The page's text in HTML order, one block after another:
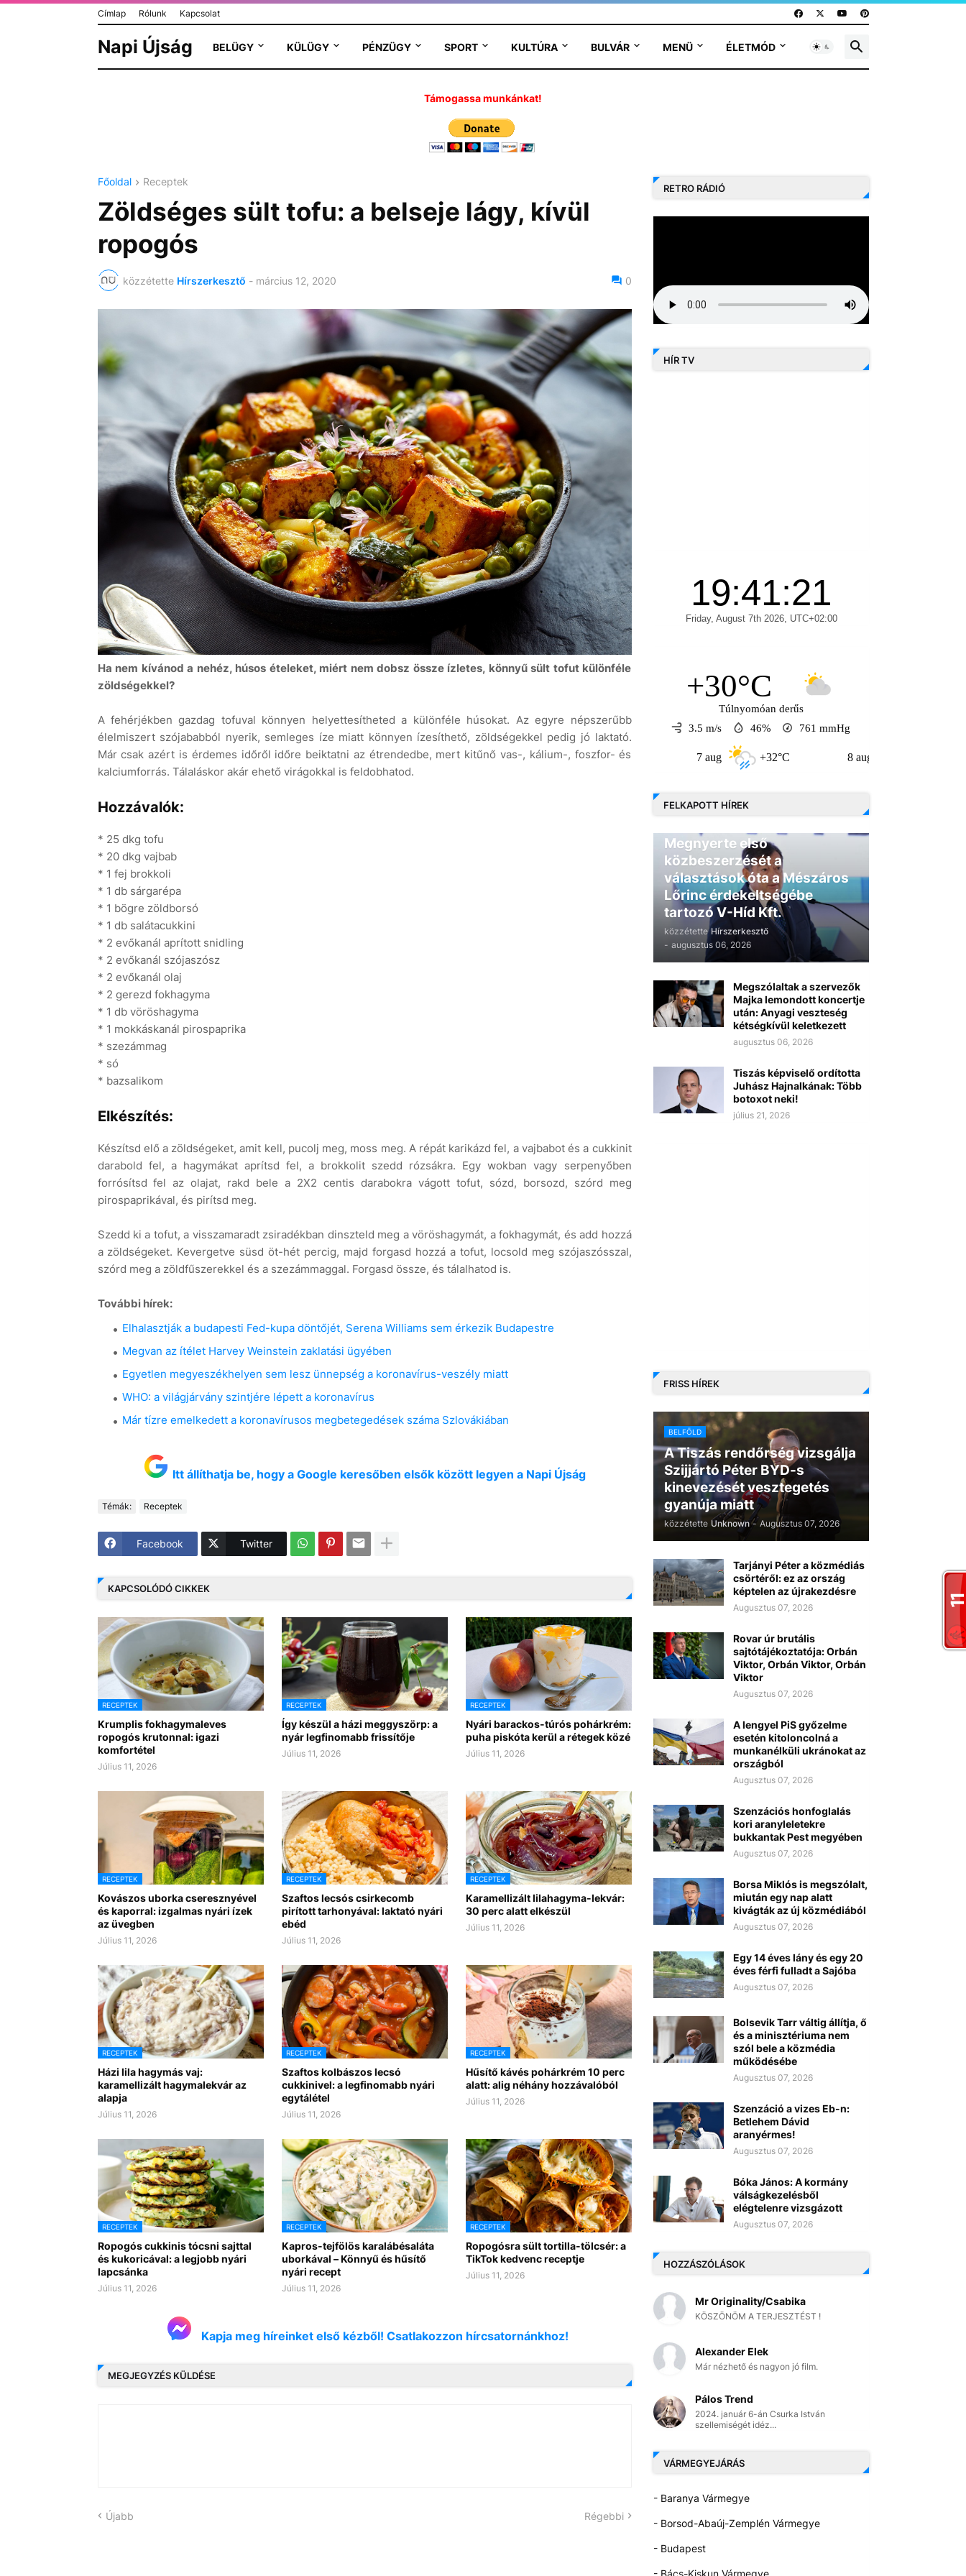
Címlap Rólunk Kapcsolat
Napi Újság BELÜGY KÜLÜGY PÉNZÜGY SPORT KULTÚRA BULVÁR MENÜ ÉLETMÓD
Támogassa munkánkat!
Főoldal Receptek
Zöldséges sült tofu: a belseje lágy, kívül
ropogós
közzétette Hírszerkesztő - március 12, 2020 0
Ha nem kívánod a nehéz, húsos ételeket, miért nem dobsz össze ízletes, könnyű sült tofut különféle
zöldségekkel?
A fehérjékben gazdag tofuval könnyen helyettesítheted a különféle húsokat. Az egyre népszerűbb
élelmiszert szójababból nyerik, semleges íze miatt könnyen ízesíthető, zöldségekkel pedig jó laktató.
Már csak azért is érdemes időről időre beiktatni az étrendedbe, mert kitűnő vas-, kálium-, foszfor- és
kalciumforrás. Tálaláskor akár ehető virágokkal is feldobhatod.
Hozzávalók:
* 25 dkg tofu
* 20 dkg vajbab
* 1 fej brokkoli
* 1 db sárgarépa
* 1 bögre zöldborsó
* 1 db salátacukkini
* 2 evőkanál aprított snidling
* 2 evőkanál szójaszósz
* 2 evőkanál olaj
* 2 gerezd fokhagyma
* 1 db vöröshagyma
* 1 mokkáskanál pirospaprika
* szezámmag
* só
* bazsalikom
Elkészítés:
Készítsd elő a zöldségeket, amit kell, pucolj meg, moss meg. A répát karikázd fel, a vajbabot és a cukkinit
darabold fel, a hagymákat aprítsd fel, a brokkolit szedd rózsákra. Egy wokban vagy serpenyőben
forrósítsd fel az olajat, rakd bele a 2X2 centis darabokra vágott tofut, sózd, borsozd, szórd meg
pirospaprikával, és pirítsd meg.
Szedd ki a tofut, a visszamaradt zsiradékban dinszteld meg a vöröshagymát, a fokhagymát, és add hozzá
a zöldségeket. Kevergetve süsd öt-hét percig, majd forgasd hozzá a tofut, locsold meg szójaszósszal,
szórd meg a zöldfűszerekkel és a szezámmaggal. Forgasd össze, és tálalhatod is.
További hírek:
Elhalasztják a budapesti Fed-kupa döntőjét, Serena Williams sem érkezik Budapestre
Megvan az ítélet Harvey Weinstein zaklatási ügyében
Egyetlen megyeszékhelyen sem lesz ünnepség a koronavírus-veszély miatt
WHO: a világjárvány szintjére lépett a koronavírus
Már tízre emelkedett a koronavírusos megbetegedések száma Szlovákiában
Itt állíthatja be, hogy a Google keresőben elsők között legyen a Napi Újság
Témák: Receptek
Facebook Twitter
KAPCSOLÓDÓ CIKKEK
RECEPTEK
Krumplis fokhagymaleves
ropogós krutonnal: igazi
komfortétel
Július 11, 2026
RECEPTEK
Így készül a házi meggyszörp: a
nyár legfinomabb frissítője
Július 11, 2026
RECEPTEK
Nyári barackos-túrós pohárkrém:
puha piskóta kerül a rétegek közé
Július 11, 2026
RECEPTEK
Kovászos uborka cseresznyével
és kaporral: izgalmas nyári ízek
az üvegben
Július 11, 2026
RECEPTEK
Szaftos lecsós csirkecomb
pirított tarhonyával: laktató nyári
ebéd
Július 11, 2026
RECEPTEK
Karamellizált lilahagyma-lekvár:
30 perc alatt elkészül
Július 11, 2026
RECEPTEK
Házi lila hagymás vaj:
karamellizált hagymalekvár az
alapja
Július 11, 2026
RECEPTEK
Szaftos kolbászos lecsó
cukkinivel: a legfinomabb nyári
egytálétel
Július 11, 2026
RECEPTEK
Hűsítő kávés pohárkrém 10 perc
alatt: alig néhány hozzávalóból
Július 11, 2026
RECEPTEK
Ropogós cukkinis tócsni sajttal
és kukoricával: a legjobb nyári
lapcsánka
Július 11, 2026
RECEPTEK
Kapros-tejfölös karalábésaláta
uborkával – Könnyű és hűsítő
nyári recept
Július 11, 2026
RECEPTEK
Ropogósra sült tortilla-tölcsér: a
TikTok kedvenc receptje
Július 11, 2026
Kapja meg híreinket első kézből! Csatlakozzon hírcsatornánkhoz!
MEGJEGYZÉS KÜLDÉSE
Újabb Régebbi
RETRO RÁDIÓ
HÍR TV
+30°C
Túlnyomóan derűs
3.5 m/s
46% 761 mmHg
+32°C +30°C
FELKAPOTT HÍREK
Megnyerte első
közbeszerzését a
választások óta a Mészáros
Lőrinc érdekeltségébe
tartozó V-Híd Kft.
közzétette Hírszerkesztő
- augusztus 06, 2026
Megszólaltak a szervezők
Majka lemondott koncertje
után: Anyagi veszteség
kétségkívül keletkezett
augusztus 06, 2026
Tiszás képviselő ordította
Juhász Hajnalkának: Több
botoxot neki!
július 21, 2026
FRISS HÍREK
BELFÖLD
A Tiszás rendőrség vizsgálja
Szijjártó Péter BYD-s
kinevezését vesztegetés
gyanúja miatt
közzétette Unknown - Augusztus 07, 2026
Tarjányi Péter a közmédiás
csörtéről: ez az ország
képtelen az újrakezdésre
Augusztus 07, 2026
Rovar úr brutális
sajtótájékoztatója: Orbán
Viktor, Orbán Viktor, Orbán
Viktor
Augusztus 07, 2026
A lengyel PiS győzelme
esetén kitoloncolná a
munkanélküli ukránokat az
országból
Augusztus 07, 2026
Szenzációs honfoglalás
kori aranyleletekre
bukkantak Pest megyében
Augusztus 07, 2026
Borsa Miklós is megszólalt,
miután egy nap alatt
kivágták az új közmédiából
Augusztus 07, 2026
Egy 14 éves lány és egy 20
éves férfi fulladt a Sajóba
Augusztus 07, 2026
Bolsevik Tarr váltig állítja, ő
és a minisztériuma nem
szól bele a közmédia
működésébe
Augusztus 07, 2026
Szenzáció a vizes Eb-n:
Betlehem Dávid
aranyérmes!
Augusztus 07, 2026
Bóka János: A kormány
válságkezelésből
elégtelenre vizsgázott
Augusztus 07, 2026
HOZZÁSZÓLÁSOK
Mr Originality/Csabika
KÖSZÖNÖM A TERJESZTÉST !
Alexander Elek
Már nézhető és nagyon jó film.
Pálos Trend
2024. január 6-án Csurka István
szellemiségét idéz...
VÁRMEGYEJÁRÁS
- Baranya Vármegye
- Borsod-Abaúj-Zemplén Vármegye
- Budapest
- Bács-Kiskun Vármegye